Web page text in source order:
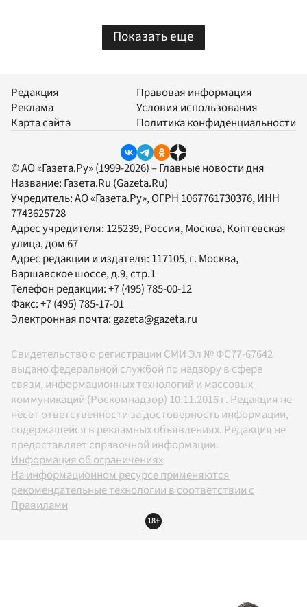
Показать еще
Редакция
Реклама
Карта сайта
Правовая информация
Условия использования
Политика конфиденциальности
© АО «Газета.Ру» (1999-2026) – Главные новости дня
Название: Газета.Ru (Gazeta.Ru)
Учредитель:АО «Газета.Ру», ОГРН 1067761730376, ИНН
7743625728
Адрес учредителя: 125239, Россия, Москва, Коптевская
улица, дом 67
Адрес редакции и издателя: 117105, г. Москва,
Варшавское шоссе, д.9, стр.1
Телефон редакции:+7 (495) 785-00-12
Факс:+7 (495) 785-17-01
Электронная почта:gazeta@gazeta.ru
Свидетельство о регистрации СМИ Эл № ФС77-67642
выдано федеральной службой по надзору в сфере
связи, информационных технологий и массовых
коммуникаций (Роскомнадзор) 10.11.2016 г. Редакция не
несет ответственности за достоверность информации,
содержащейся в рекламных объявлениях. Редакция не
предоставляет справочной информации.
Информация об ограничениях
На информационном ресурсе применяются
рекомендательные технологии в соответствии с
Правилами
18+